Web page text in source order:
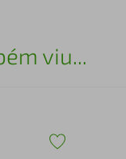
viu...